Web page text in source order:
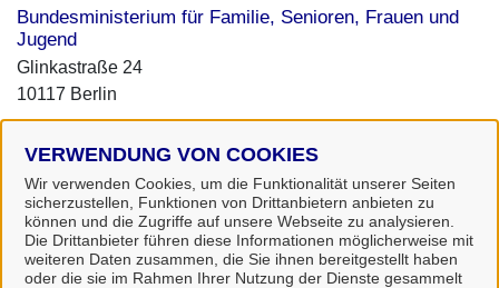
VERWENDUNG VON COOKIES
Wir verwenden Cookies, um die Funktionalität unserer Seiten
sicherzustellen, Funktionen von Drittanbietern anbieten zu
können und die Zugriffe auf unsere Webseite zu analysieren.
Die Drittanbieter führen diese Informationen möglicherweise mit
weiteren Daten zusammen, die Sie ihnen bereitgestellt haben
oder die sie im Rahmen Ihrer Nutzung der Dienste gesammelt
Bundesministerium für Familie, Senioren, Frauen und
Jugend
Glinkastraße 24
10117 Berlin
ElterngeldDigital